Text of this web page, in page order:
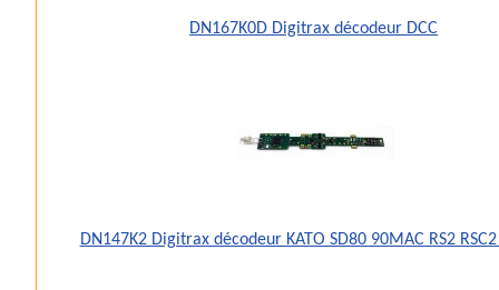
DN167K0D Digitrax décodeur DCC
DN147K2 Digitrax décodeur KATO SD80 90MAC RS2 RSC2